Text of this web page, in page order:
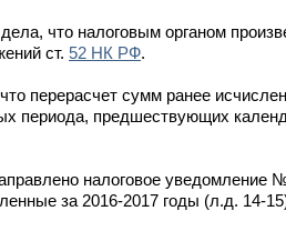
что налоговым органом
ст. 52 НК РФ.
перерасчет сумм ранее
периода, предшествующих
налоговое
за 2016-2017 годы (л.д. 14-